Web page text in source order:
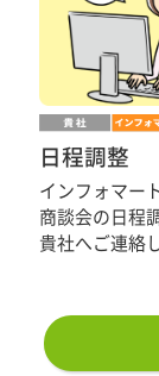
日程調整
インフォマー
商談会の日程
貴社へご連絡